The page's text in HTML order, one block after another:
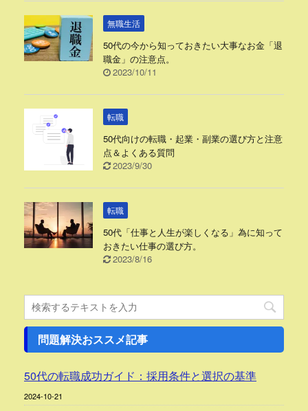
無職生活
50代の今から知っておきたい大事なお金「退
職金」の注意点。
2023/10/11
転職
50代向けの転職・起業・副業の選び方と注意
点＆よくある質問
2023/9/30
転職
50代「仕事と人生が楽しくなる」為に知って
おきたい仕事の選び方。
2023/8/16
問題解決おススメ記事
50代の転職成功ガイド：採用条件と選択の基準
2024-10-21